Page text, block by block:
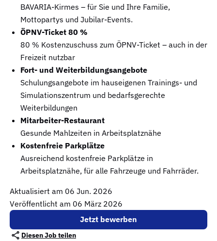
BAVARIA-Kirmes – für Sie und Ihre Familie,
Mottopartys und Jubilar-Events.
ÖPNV-Ticket 80 %
80 % Kostenzuschuss zum ÖPNV-Ticket – auch in der
Freizeit nutzbar
Fort- und Weiterbildungsangebote
Schulungsangebote im hauseigenen Trainings- und
Simulationszentrum und bedarfsgerechte
Weiterbildungen
Mitarbeiter-Restaurant
Gesunde Mahlzeiten in Arbeitsplatznähe
Kostenfreie Parkplätze
Ausreichend kostenfreie Parkplätze in
Arbeitsplatznähe, für alle Fahrzeuge und Fahrräder.
Aktualisiert am 06 Jun. 2026
Veröffentlicht am 06 März 2026
Jetzt bewerben
Diesen Job teilen